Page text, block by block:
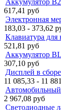
617,41 руб
Электронная
183,03 - 373,62
Клавиатура для
521,81 руб
Аккумулятор
307,10 руб
Дисплей в
11 085,33 - 11
Автомобильный
2 967,08 руб
Светодиодные